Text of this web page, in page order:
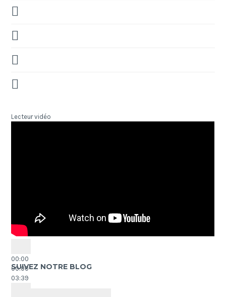
Lecteur vidéo
00:00
00:00
03:39
SUIVEZ NOTRE BLOG